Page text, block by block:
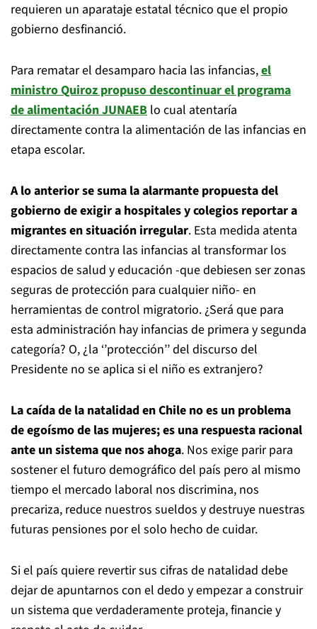
requieren un aparataje estatal técnico que el propio
gobierno desfinanció.
Para rematar el desamparo hacia las infancias,el
ministro Quiroz propuso descontinuar el programa
de alimentación JUNAEB lo cual atentaría
directamente contra la alimentación de las infancias en
etapa escolar.
A lo anterior se suma la alarmante propuesta del
gobierno de exigir a hospitales y colegios reportar a
migrantes en situación irregular. Esta medida atenta
directamente contra las infancias al transformar los
espacios de salud y educación -que debiesen ser zonas
seguras de protección para cualquier niño- en
herramientas de control migratorio. ¿Será que para
esta administración hay infancias de primera y segunda
categoría? O, ¿la ‘’protección’’ del discurso del
Presidente no se aplica si el niño es extranjero?
La caída de la natalidad en Chile no es un problema
de egoísmo de las mujeres; es una respuesta racional
ante un sistema que nos ahoga. Nos exige parir para
sostener el futuro demográfico del país pero al mismo
tiempo el mercado laboral nos discrimina, nos
precariza, reduce nuestros sueldos y destruye nuestras
futuras pensiones por el solo hecho de cuidar.
Si el país quiere revertir sus cifras de natalidad debe
dejar de apuntarnos con el dedo y empezar a construir
un sistema que verdaderamente proteja, financie y